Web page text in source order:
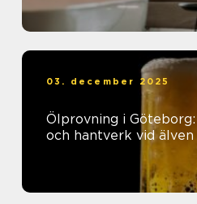
03. december 2025
Ölprovning i
och hantverk vid älven